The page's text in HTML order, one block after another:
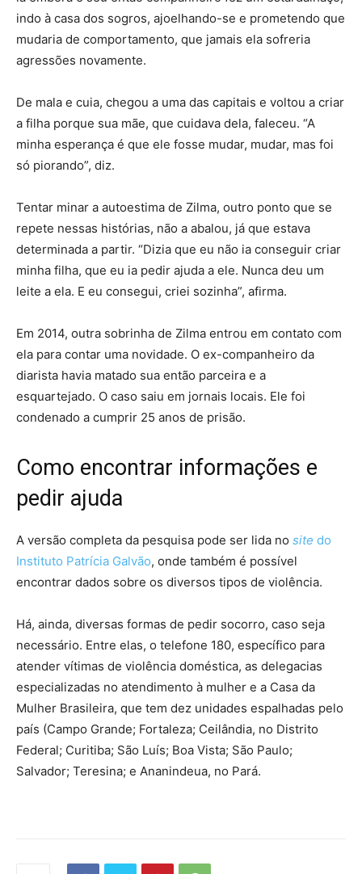
indo à casa dos sogros, ajoelhando-se e prometendo que
mudaria de comportamento, que jamais ela sofreria
agressões novamente.
De mala e cuia, chegou a uma das capitais e voltou a criar
a filha porque sua mãe, que cuidava dela, faleceu. “A
minha esperança é que ele fosse mudar, mudar, mas foi
só piorando”, diz.
Tentar minar a autoestima de Zilma, outro ponto que se
repete nessas histórias, não a abalou, já que estava
determinada a partir. “Dizia que eu não ia conseguir criar
minha filha, que eu ia pedir ajuda a ele. Nunca deu um
leite a ela. E eu consegui, criei sozinha”, afirma.
Em 2014, outra sobrinha de Zilma entrou em contato com
ela para contar uma novidade. O ex-companheiro da
diarista havia matado sua então parceira e a
esquartejado. O caso saiu em jornais locais. Ele foi
condenado a cumprir 25 anos de prisão.
Como encontrar informações e
pedir ajuda
A versão completa da pesquisa pode ser lida no site do
Instituto Patrícia Galvão, onde também é possível
encontrar dados sobre os diversos tipos de violência.
Há, ainda, diversas formas de pedir socorro, caso seja
necessário. Entre elas, o telefone 180, específico para
atender vítimas de violência doméstica, as delegacias
especializadas no atendimento à mulher e a Casa da
Mulher Brasileira, que tem dez unidades espalhadas pelo
país (Campo Grande; Fortaleza; Ceilândia, no Distrito
Federal; Curitiba; São Luís; Boa Vista; São Paulo;
Salvador; Teresina; e Ananindeua, no Pará.